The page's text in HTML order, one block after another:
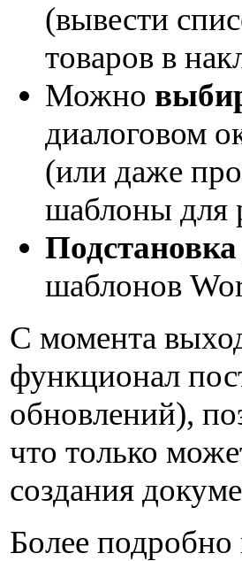
(вывести
товаров в
Можно
диалоговом
(или даже
шаблоны для
шаблонов
С момента
функционал
обновлений),
что только
создания
Более подробно